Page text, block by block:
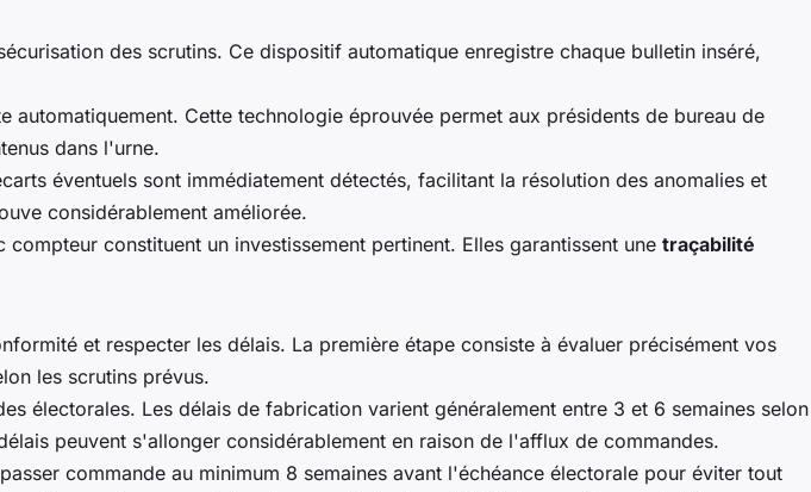
des scrutins. Ce dispositif automatique enregistre chaque bulletin inséré,
Cette technologie éprouvée permet aux présidents de bureau de
dans l'urne.
éventuels sont immédiatement détectés, facilitant la résolution des anomalies et
considérablement améliorée.
constituent un investissement pertinent. Elles garantissent une traçabilité
et respecter les délais. La première étape consiste à évaluer précisément vos
les scrutins prévus.
électorales. Les délais de fabrication varient généralement entre 3 et 6 semaines selon
peuvent s'allonger considérablement en raison de l'afflux de commandes.
commande au minimum 8 semaines avant l'échéance électorale pour éviter tout